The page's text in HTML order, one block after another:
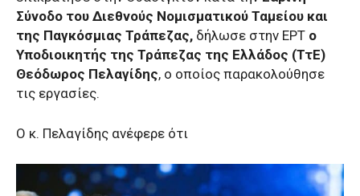
Σύνοδο του Διεθνούς Νομισματικού Ταμείου και
της Παγκόσμιας Τράπεζας, δήλωσε στην ΕΡΤ ο
Υποδιοικητής της Τράπεζας της Ελλάδος (ΤτΕ)
Θεόδωρος Πελαγίδης, ο οποίος παρακολούθησε
τις εργασίες.
Ο κ. Πελαγίδης ανέφερε ότι